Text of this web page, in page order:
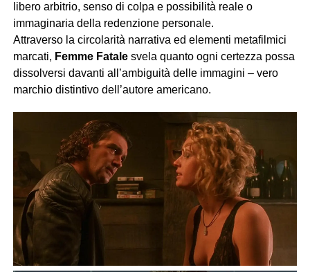
libero arbitrio, senso di colpa e possibilità reale o
immaginaria della redenzione personale.
Attraverso la circolarità narrativa ed elementi metafilmici
marcati, Femme Fatale svela quanto ogni certezza possa
dissolversi davanti all’ambiguità delle immagini – vero
marchio distintivo dell’autore americano.